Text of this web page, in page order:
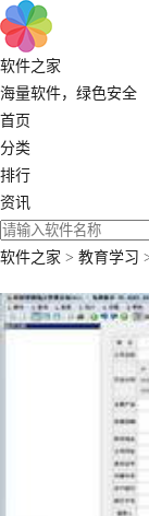
软件之家
海量软件，绿色安全
首页
分类
排行
资讯
软件之家 > 教育学习